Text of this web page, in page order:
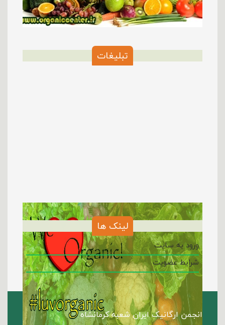
تبلیغات
لینک ها
ورود به سایت
شرایط عضویت
انجمن ارگانیک ایران شعبه کرمانشاه